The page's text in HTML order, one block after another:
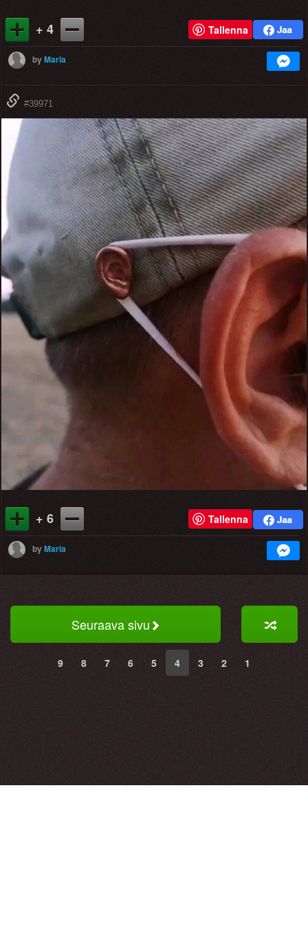
+ 4 Tallenna
byMaria
#39971
+ 6 Tallenna
byMaria
Seuraava sivu
9 8 7 6 5 4 3 2 1